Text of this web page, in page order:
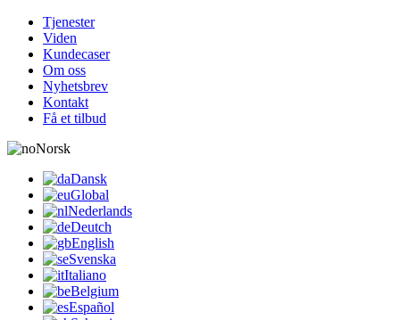
Tjenester
Viden
Kundecaser
Om oss
Nyhetsbrev
Kontakt
Få et tilbud
Norsk
Dansk
Global
Nederlands
Deutch
English
Svenska
Italiano
Belgium
Español